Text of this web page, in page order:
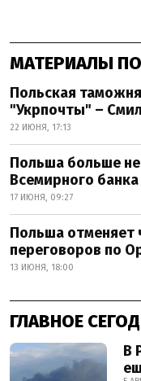
МАТЕРИАЛЫ
Польская
"Укрпочты" –
22 ИЮНЯ, 17:13
Польша больше
Всемирного
17 ИЮНЯ, 09:27
Польша отменяет
переговоров по
13 ИЮНЯ, 18:00
ГЛАВНОЕ
В